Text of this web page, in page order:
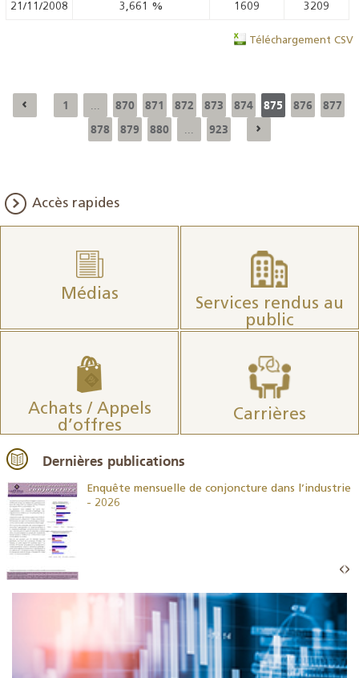
21/11/2008 3,661 % 1609 3209
Téléchargement CSV
1 870 871 872 873 874 875 876
877
878
879 880 923
Accès rapides
Médias
Services rendus au
public
Achats / Appels
d’offres
Carrières
Dernières publications
Enquête mensuelle de conjoncture dans l’industrie
- 2026